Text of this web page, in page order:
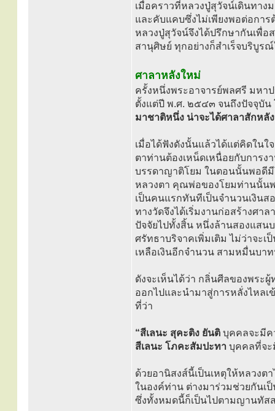
เมื่อคราวที่หลวงปู่สุวัจน์เดินทา
และคับแคบซึ่งไม่เพียงพอต่อกา
หลวงปู่สุวัจน์จึงได้ปรึกษากันเพื่
สานุศิษย์ ทุกอย่างก็สำเร็จบริบูร
ศาลาหลังใหม่
ครั้งหนึ่งพระอาจารย์พลศรี มหา
ตั้งแต่ปี พ.ศ. ๒๕๔๓ จนถึงปัจจุบัน
มาชาติหนึ่ง น่าจะได้ศาลาสักหลั
เมื่อได้ฟังดังนั้นแล้วได้แต่คิดในใ
ตาท่านต้องเหน็ดเหนื่อยกับการง
บรรดาญาติโยม ในตอนนั้นพอดี
หลวงตา คุณพ่อของโยมท่านนั้นพ
เป็นคนแรกทันทีเป็นจำนวนเงิน
ทางวัดจึงได้เริ่มงานก่อสร้างศา
ปัจจัยไปทั้งสิ้น หนึ่งล้านสองแส
ศรัทธาบริจาคเพิ่มเติม ไม่ว่าจะ
เหลือเงินอีกจำนวน สามหมื่นบา
ดังจะเห็นได้ว่า กลิ่นศีลของพระ
ออกไปและนำมาสู่การหลั่งไหล
ที่ว่า
“สีเลนะ สุคะติง ยันติ บุคคลจะมีค
สีเลนะ โภคะสัมปะทา บุคคลที่จะ
ด้วยอานิสงส์นี้เป็นเหตุให้หลวงต
ในองค์ท่าน ต่างมาร่วมช่วยกันเ
ซึ่งทั้งหมดนี้ก็เป็นไปตามญานทัส